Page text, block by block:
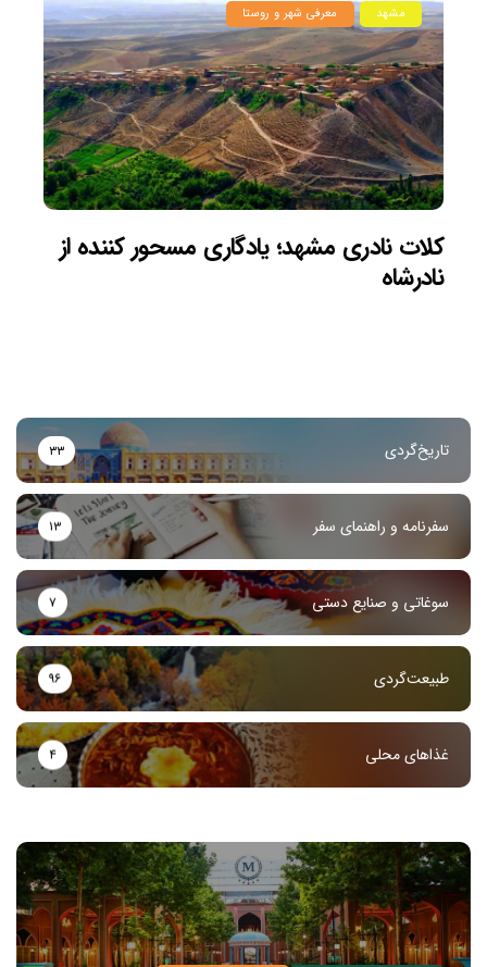
مشهد معرفی شهر و روستا
کلات نادری مشهد؛ یادگاری مسحور کننده از
نادرشاه
تاریخ‌گردی ۳۳
سفرنامه و راهنمای سفر ۱۳
سوغاتی و صنایع دستی ۷
طبیعت‌گردی ۹۶
غذاهای محلی ۴